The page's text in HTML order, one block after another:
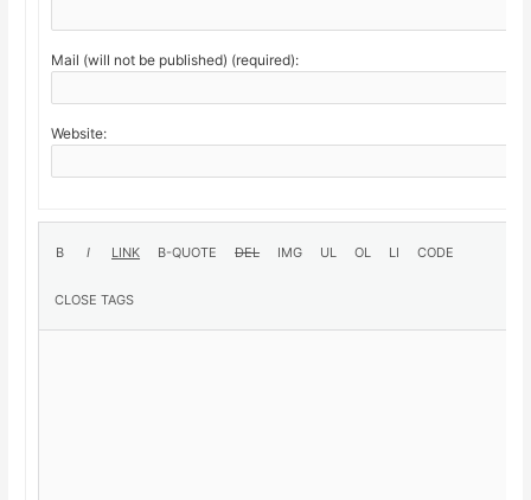
Mail (will not be published) (required):
Website: